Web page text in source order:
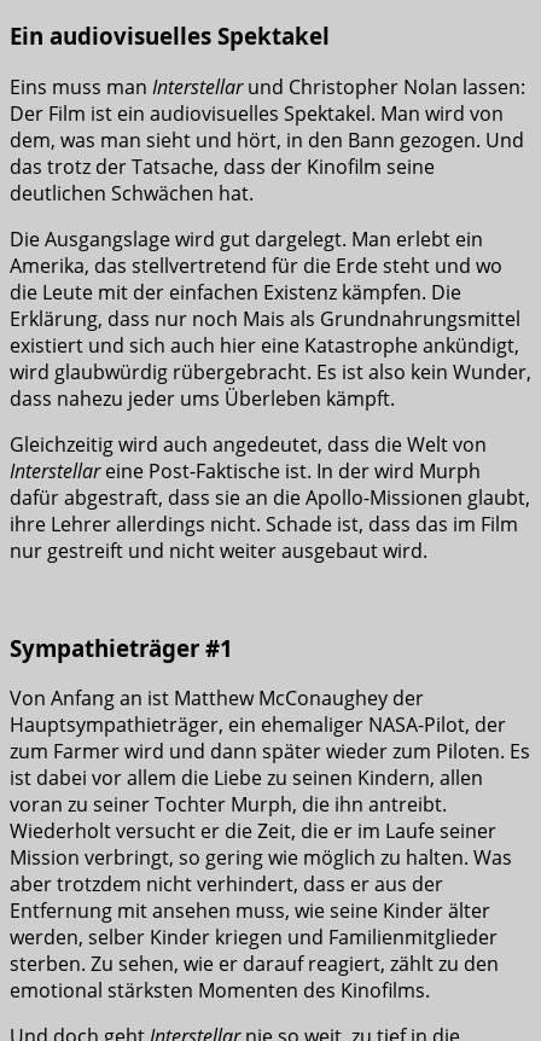
Ein audiovisuelles Spektakel
Eins muss man Interstellarund Christopher Nolan lassen:
Der Film ist ein audiovisuelles Spektakel. Man wird von
dem, was man sieht und hört, in den Bann gezogen. Und
das trotz der Tatsache, dass der Kinofilm seine
deutlichen Schwächen hat.
Die Ausgangslage wird gut dargelegt. Man erlebt ein
Amerika, das stellvertretend für die Erde steht und wo
die Leute mit der einfachen Existenz kämpfen. Die
Erklärung, dass nur noch Mais als Grundnahrungsmittel
existiert und sich auch hier eine Katastrophe ankündigt,
wird glaubwürdig rübergebracht. Es ist also kein Wunder,
dass nahezu jeder ums Überleben kämpft.
Gleichzeitig wird auch angedeutet, dass die Welt von
Interstellareine Post-Faktische ist. In der wird Murph
dafür abgestraft, dass sie an die Apollo-Missionen glaubt,
ihre Lehrer allerdings nicht. Schade ist, dass das im Film
nur gestreift und nicht weiter ausgebaut wird.
Sympathieträger #1
Von Anfang an ist Matthew McConaughey der
Hauptsympathieträger, ein ehemaliger NASA-Pilot, der
zum Farmer wird und dann später wieder zum Piloten. Es
ist dabei vor allem die Liebe zu seinen Kindern, allen
voran zu seiner Tochter Murph, die ihn antreibt.
Wiederholt versucht er die Zeit, die er im Laufe seiner
Mission verbringt, so gering wie möglich zu halten. Was
aber trotzdem nicht verhindert, dass er aus der
Entfernung mit ansehen muss, wie seine Kinder älter
werden, selber Kinder kriegen und Familienmitglieder
sterben. Zu sehen, wie er darauf reagiert, zählt zu den
emotional stärksten Momenten des Kinofilms.